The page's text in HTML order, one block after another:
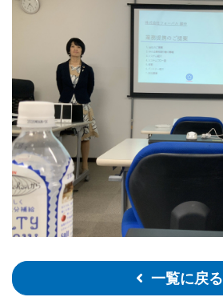
一覧に戻る